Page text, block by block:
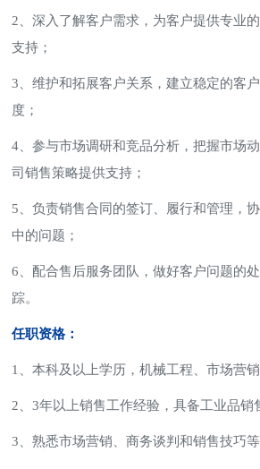
2、深入了解客户需求，为客户提供专业
支持；
3、维护和拓展客户关系，建立稳定的客
度；
4、参与市场调研和竞品分析，把握市场
司销售策略提供支持；
5、负责销售合同的签订、履行和管理，
中的问题；
6、配合售后服务团队，做好客户问题的
踪。
任职资格：
1、本科及以上学历，机械工程、市场营
2、3年以上销售工作经验，具备工业品销
3、熟悉市场营销、商务谈判和销售技巧